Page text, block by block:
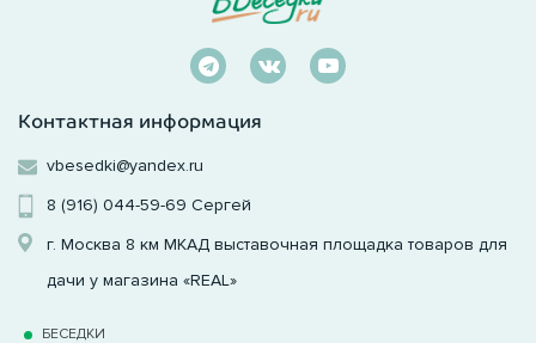
Контактная информация
vbesedki@yandex.ru
8 (916) 044-59-69 Сергей
г. Москва 8 км МКАД выставочная площадка товаров для
дачи у магазина «REAL»
БЕСЕДКИ